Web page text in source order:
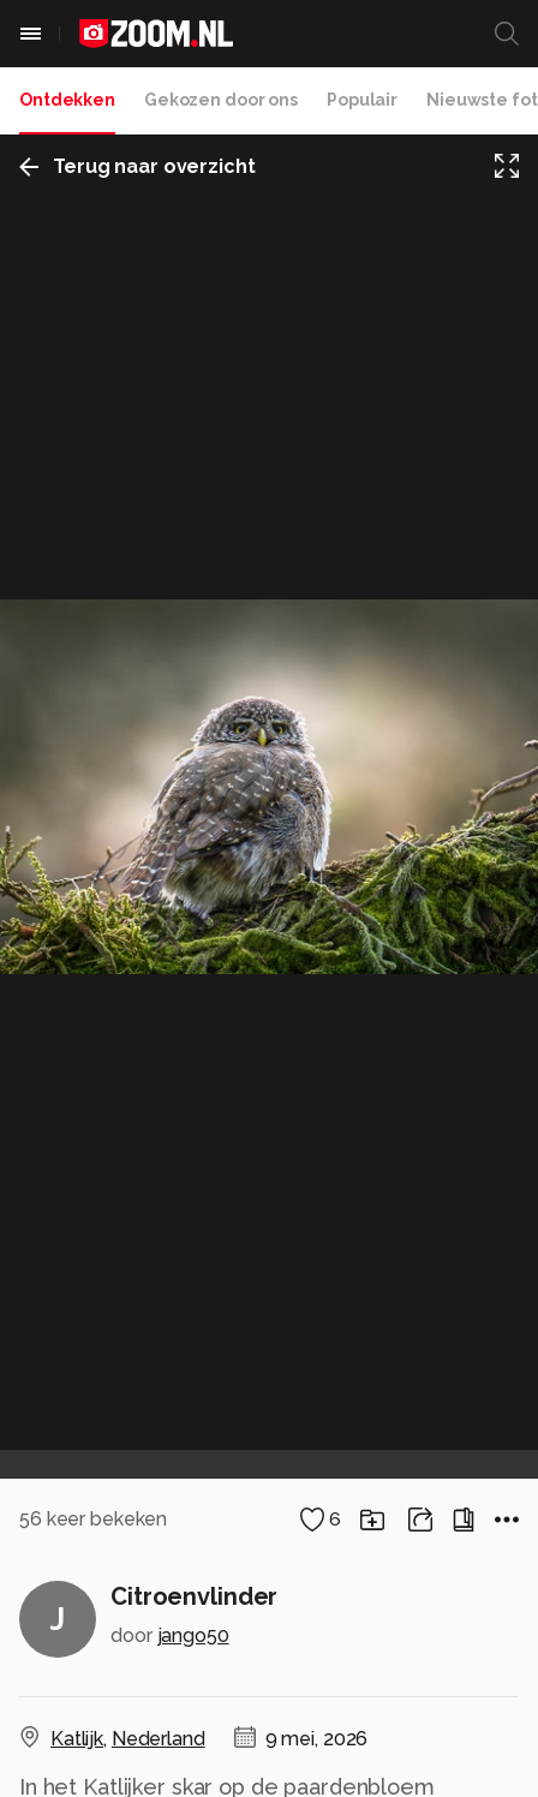
Ontdekken Gekozen door ons Populair Nieuwste
Terug naar overzicht
56 keer bekeken 6
J
Citroenvlinder
door jango50
Katlijk, Nederland 9 mei, 2026
In het Katlijker skar op de paardenbloem